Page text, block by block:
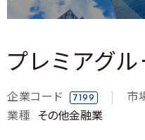
プレミアグ
企業コード 7199 市
業種
その他金融業